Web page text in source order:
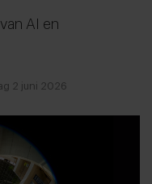
AI en
2 juni 2026